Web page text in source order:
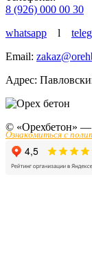
8 (926) 000 00 30
whatsapp
l
Email:
Адрес:
© «Орехбетон» —
Ознакомиться с